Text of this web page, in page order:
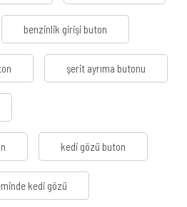
benzinlik girişi buton
şerit ayrıma butonu
kedi gözü buton
kedi gözü